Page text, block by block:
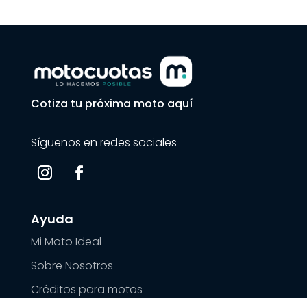
Cotiza tu próxima moto aquí
Síguenos en redes sociales
Ayuda
Mi Moto Ideal
Sobre Nosotros
Créditos para motos